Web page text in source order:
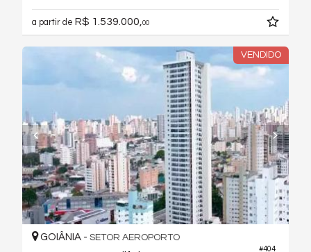
a partir de R$ 1.539.000, 00
VENDIDO
#404
GOIÂNIA - SETOR AEROPORTO